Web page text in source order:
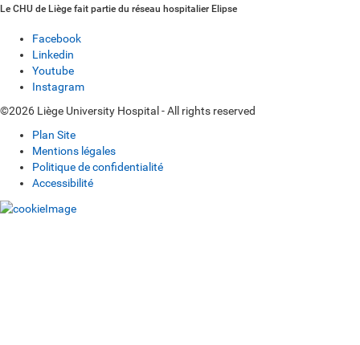
Le CHU de Liège fait partie du réseau hospitalier Elipse
Facebook
Linkedin
Youtube
Instagram
©2026 Liège University Hospital - All rights reserved
Plan Site
Mentions légales
Politique de confidentialité
Accessibilité